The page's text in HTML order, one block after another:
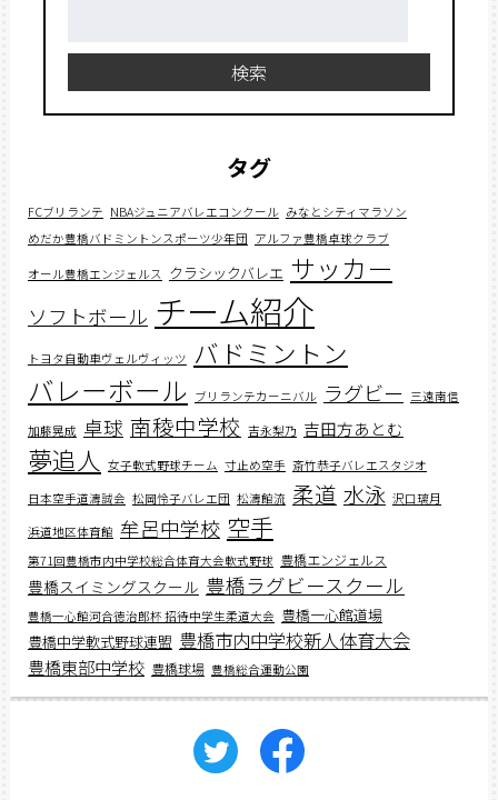
検索
タグ
FCブリランテ NBAジュニアバレエコンクール みなとシティマラソン
めだか豊橋バドミントンスポーツ少年団 アルファ豊橋卓球クラブ
オール豊橋エンジェルス クラシックバレエ サッカー
ソフトボール チーム紹介
トヨタ自動車ヴェルヴィッツ バドミントン
バレーボール ブリランテカーニバル ラグビー 三遠南信
加藤晃成 卓球 南稜中学校 吉永梨乃 吉田方あとむ
夢追人 女子軟式野球チーム 寸止め空手 斎竹恭子バレエスタジオ
日本空手道濤誠会 松岡怜子バレエ団 松濤館流 柔道 水泳 沢口璃月
浜道地区体育館 牟呂中学校 空手
第71回豊橋市内中学校総合体育大会軟式野球 豊橋エンジェルス
豊橋スイミングスクール 豊橋ラグビースクール
豊橋一心館河合徳治郎杯 招待中学生柔道大会 豊橋一心館道場
豊橋中学軟式野球連盟 豊橋市内中学校新人体育大会
豊橋東部中学校 豊橋球場 豊橋総合運動公園